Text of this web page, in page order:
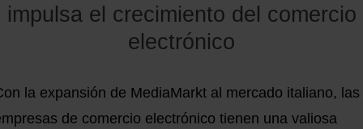
impulsa el crecimiento del comercio
electrónico
la expansión de MediaMarkt al mercado italiano, las
de comercio electrónico tienen una valiosa